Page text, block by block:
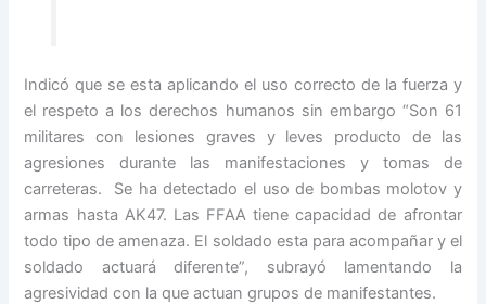
Indicó que se esta aplicando el uso correcto de la fuerza y
el respeto a los derechos humanos sin embargo “Son 61
militares con lesiones graves y leves producto de las
agresiones durante las manifestaciones y tomas de
carreteras. Se ha detectado el uso de bombas molotov y
armas hasta AK47. Las FFAA tiene capacidad de afrontar
todo tipo de amenaza. El soldado esta para acompañar y el
soldado actuará diferente”, subrayó lamentando la
agresividad con la que actuan grupos de manifestantes.